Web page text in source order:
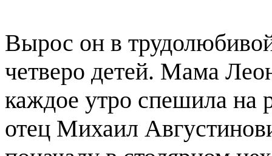
Вырос он в
четверо детей. Мама
каждое утро спешила на
отец Михаил